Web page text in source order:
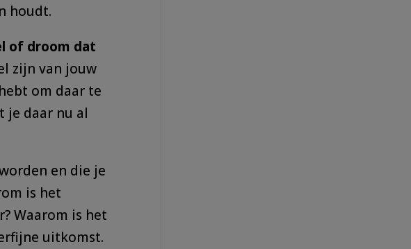
houdt.
of droom dat
zijn van jouw
om daar te
je daar nu al
en die je
is het
Waarom is het
uitkomst.